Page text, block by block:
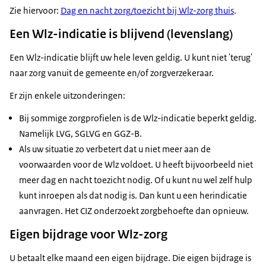
Zie hiervoor: Dag en nacht zorg/toezicht bij Wlz-zorg thuis.
Een Wlz-indicatie is blijvend (levenslang)
Een Wlz-indicatie blijft uw hele leven geldig. U kunt niet 'terug'
naar zorg vanuit de gemeente en/of zorgverzekeraar.
Er zijn enkele uitzonderingen:
Bij sommige zorgprofielen is de Wlz-indicatie beperkt geldig.
Namelijk LVG, SGLVG en GGZ-B.
Als uw situatie zo verbetert dat u niet meer aan de
voorwaarden voor de Wlz voldoet. U heeft bijvoorbeeld niet
meer dag en nacht toezicht nodig. Of u kunt nu wel zelf hulp
kunt inroepen als dat nodig is. Dan kunt u een herindicatie
aanvragen. Het CIZ onderzoekt zorgbehoefte dan opnieuw.
Eigen bijdrage voor Wlz-zorg
U betaalt elke maand een eigen bijdrage. Die eigen bijdrage is